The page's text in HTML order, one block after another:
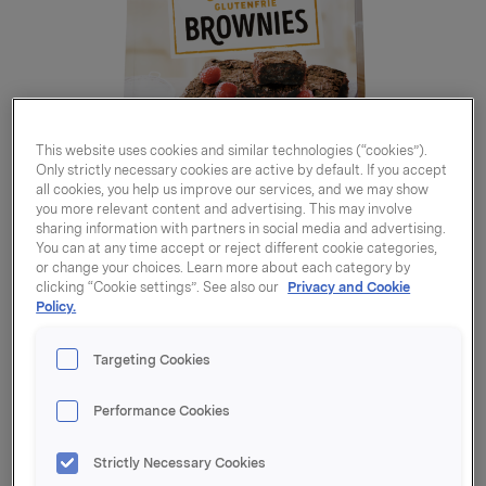
Glutenfrie Brownies
540g
This website uses cookies and similar technologies (“cookies”).
Only strictly necessary cookies are active by default. If you accept
all cookies, you help us improve our services, and we may show
you more relevant content and advertising. This may involve
sharing information with partners in social media and advertising.
You can at any time accept or reject different cookie categories,
or change your choices. Learn more about each category by
clicking “Cookie settings”. See also our Privacy and Cookie
Policy.
Targeting Cookies
Performance Cookies
Strictly Necessary Cookies